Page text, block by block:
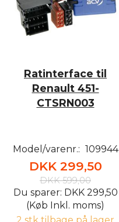
Ratinterface til
Renault 451-
CTSRN003
Model/varenr.: 109944
DKK 299,50
DKK 599,00
Du sparer: DKK 299,50
(Køb Inkl. moms)